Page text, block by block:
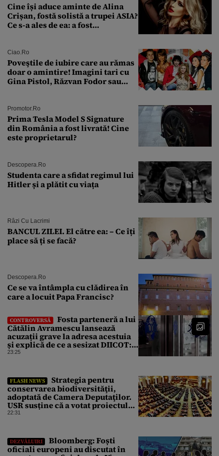
Cine își aduce aminte de Alina
Crișan, fostă solistă a trupei ASIA?
Ce s-a ales de ea: a fost
Ciao.ro
Poveştile de iubire care au rămas
doar o amintire! Imagini tari cu
Gina Pistol, Răzvan Fodor sau
Promotor.ro
Prima Tesla Model S Signature
din România a fost livrată! Cine
este proprietarul?
Descopera.ro
Studenta care a sfidat regimul lui
Hitler și a plătit cu viața
Râzi Cu Lacrimi
BANCUL ZILEI. El către ea: – Ce îți
place să ți se facă?
Descopera.ro
Ce se va întâmpla cu clădirea în
care a locuit Papa Francisc?
CONTROVERSĂ
Fosta parteneră a lui
Cătălin Avramescu lansează
acuzații grave la adresa acestuia
și explică de ce a sesizat DIICOT:
„Făcea baie complet dezbrăcat cu
23:25
FLASH NEWS
Strategia pentru
conservarea biodiversităţii,
adoptată de Camera Deputaţilor.
USR susține că a votat proiectul
cu amendamentele PSD pentru a
22:31
DEZVĂLUIRI
Bloomberg: Foști
oficiali europeni au discutat în